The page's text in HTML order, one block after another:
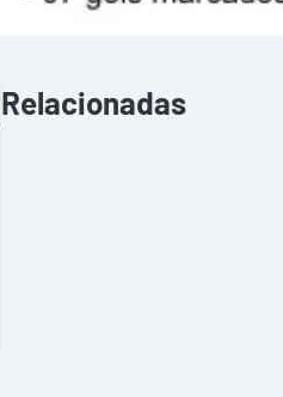
Relacionadas